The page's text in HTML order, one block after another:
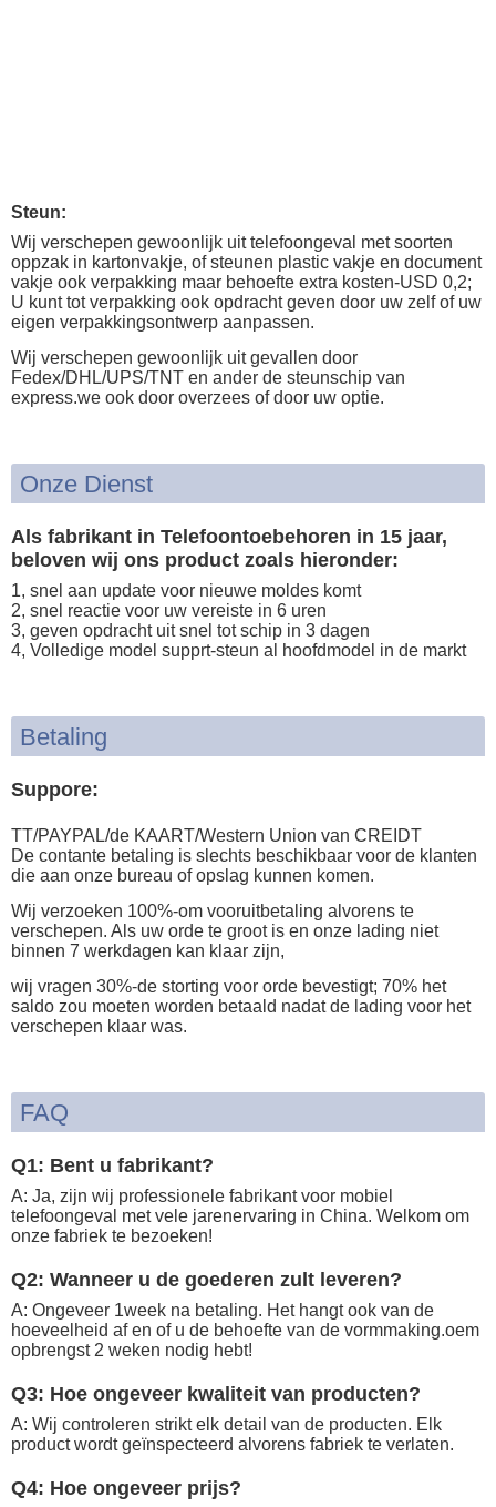
Steun:
Wij verschepen gewoonlijk uit telefoongeval met soorten
oppzak in kartonvakje, of steunen plastic vakje en document
vakje ook verpakking maar behoefte extra kosten-USD 0,2;
U kunt tot verpakking ook opdracht geven door uw zelf of uw
eigen verpakkingsontwerp aanpassen.
Wij verschepen gewoonlijk uit gevallen door
Fedex/DHL/UPS/TNT en ander de steunschip van
express.we ook door overzees of door uw optie.
Onze Dienst
Als fabrikant in Telefoontoebehoren in 15 jaar,
beloven wij ons product zoals hieronder:
1, snel aan update voor nieuwe moldes komt
2, snel reactie voor uw vereiste in 6 uren
3, geven opdracht uit snel tot schip in 3 dagen
4, Volledige model supprt-steun al hoofdmodel in de markt
Betaling
Suppore:
TT/PAYPAL/de KAART/Western Union van CREIDT
De contante betaling is slechts beschikbaar voor de klanten
die aan onze bureau of opslag kunnen komen.
Wij verzoeken 100%-om vooruitbetaling alvorens te
verschepen. Als uw orde te groot is en onze lading niet
binnen 7 werkdagen kan klaar zijn,
wij vragen 30%-de storting voor orde bevestigt; 70% het
saldo zou moeten worden betaald nadat de lading voor het
verschepen klaar was.
FAQ
Q1: Bent u fabrikant?
A: Ja, zijn wij professionele fabrikant voor mobiel
telefoongeval met vele jarenervaring in China. Welkom om
onze fabriek te bezoeken!
Q2: Wanneer u de goederen zult leveren?
A: Ongeveer 1week na betaling. Het hangt ook van de
hoeveelheid af en of u de behoefte van de vormmaking.oem
opbrengst 2 weken nodig hebt!
Q3: Hoe ongeveer kwaliteit van producten?
A: Wij controleren strikt elk detail van de producten. Elk
product wordt geïnspecteerd alvorens fabriek te verlaten.
Q4: Hoe ongeveer prijs?